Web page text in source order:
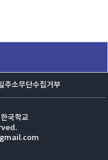
주소무단수집거부
국학교